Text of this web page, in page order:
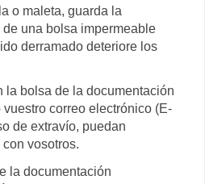
o maleta, guarda la
una bolsa impermeable
derramado deteriore los
la bolsa de la documentación
correo electrónico (E-
de extravío, puedan
vosotros.
la documentación